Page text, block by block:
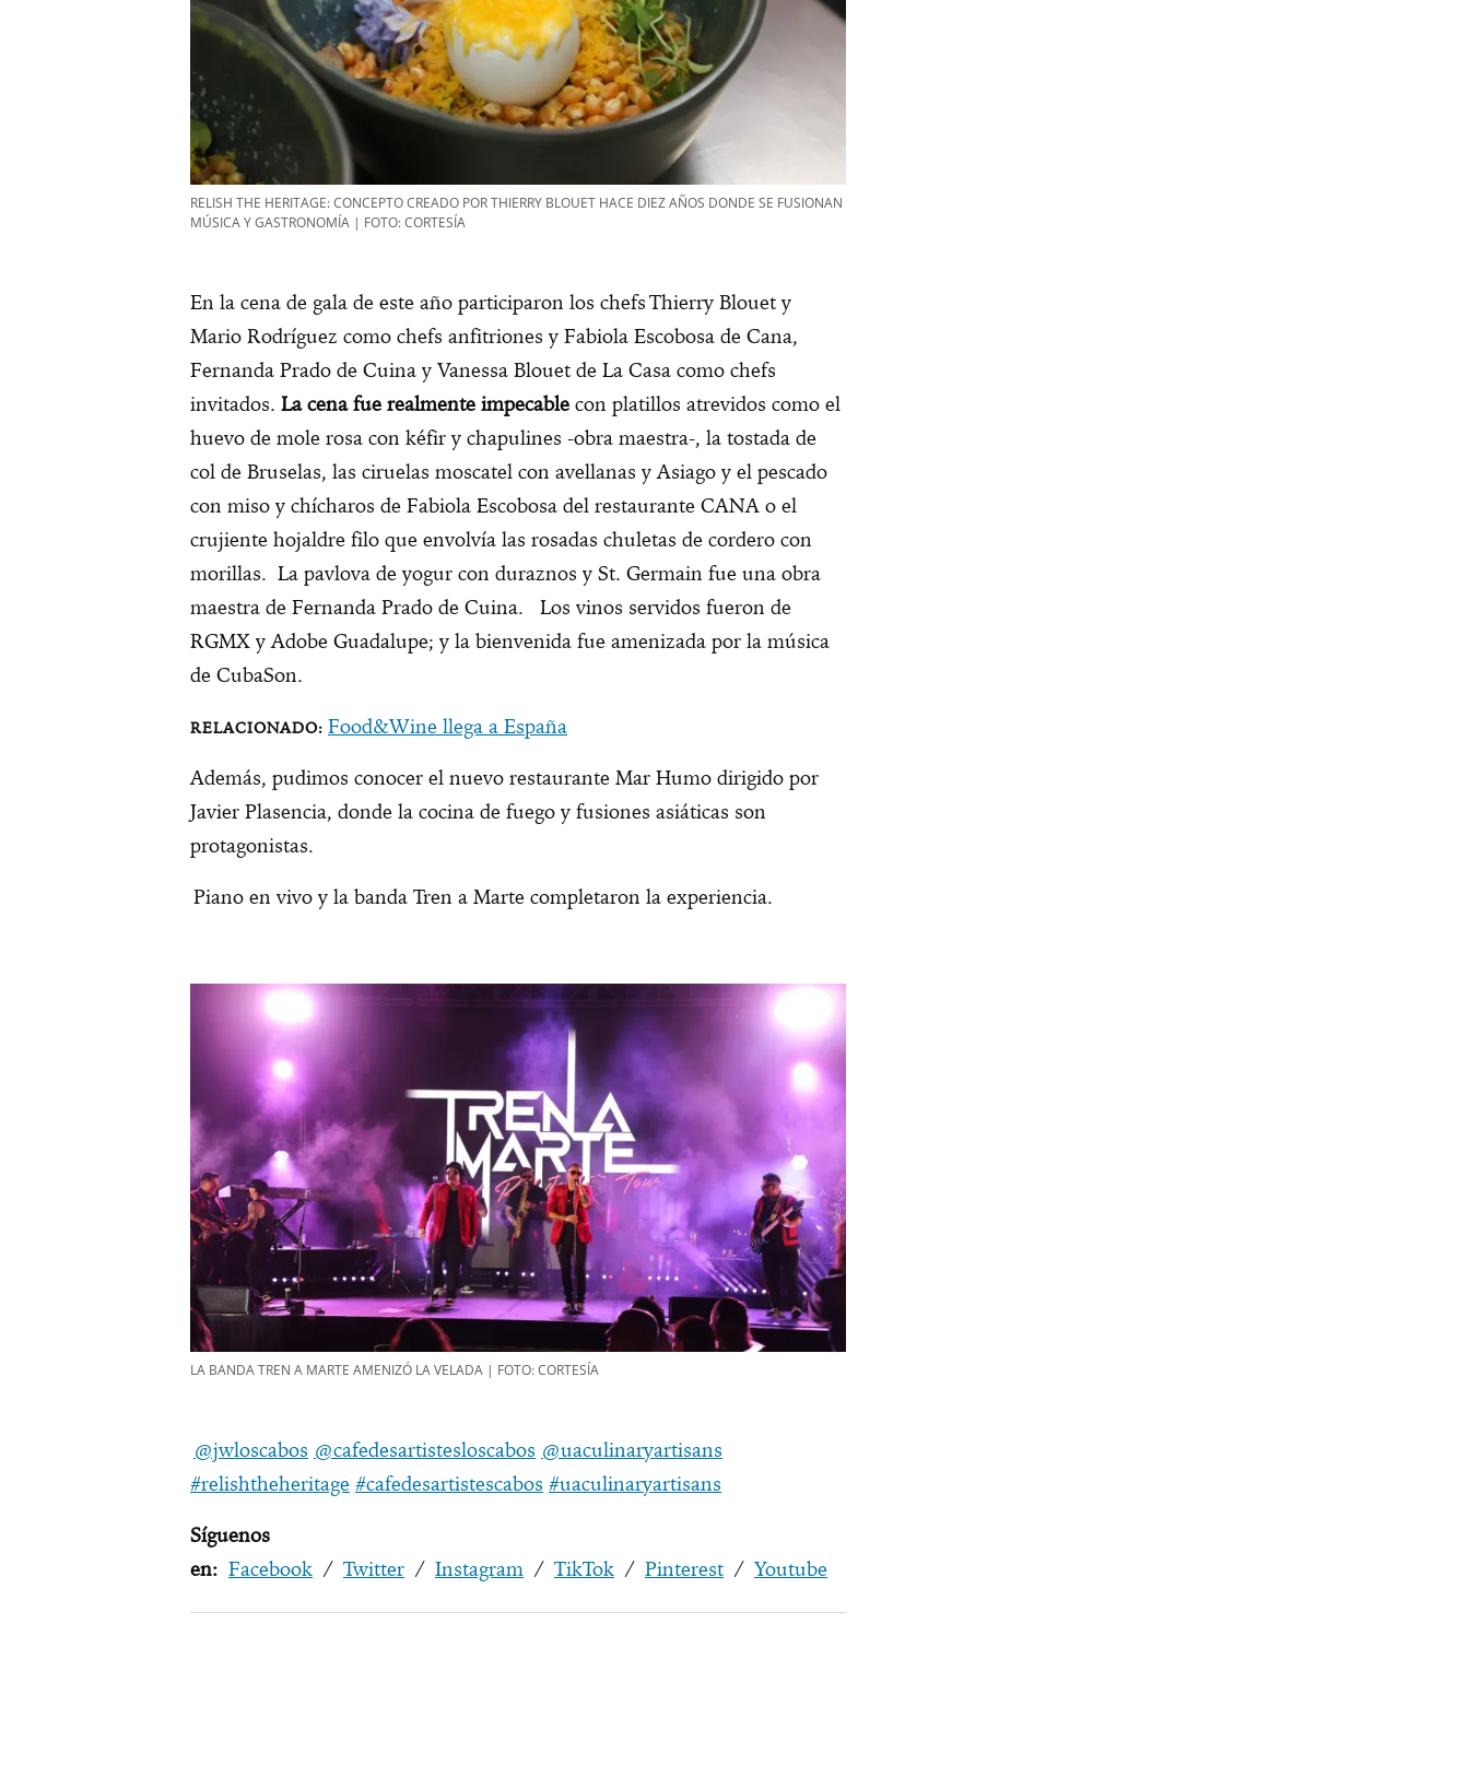
RELISH THE HERITAGE: CONCEPTO CREADO POR THIERRY BLOUET HACE DIEZ AÑOS DONDE SE FUSIONAN
MÚSICA Y GASTRONOMÍA | FOTO: CORTESÍA
En la cena de gala de este año participaron los chefs Thierry Blouet y
Mario Rodríguez como chefs anfitriones y Fabiola Escobosa de Cana,
Fernanda Prado de Cuina y Vanessa Blouet de La Casa como chefs
invitados. La cena fue realmente impecable con platillos atrevidos como el
huevo de mole rosa con kéfir y chapulines -obra maestra-, la tostada de
col de Bruselas, las ciruelas moscatel con avellanas y Asiago y el pescado
con miso y chícharos de Fabiola Escobosa del restaurante CANA o el
crujiente hojaldre filo que envolvía las rosadas chuletas de cordero con
morillas. La pavlova de yogur con duraznos y St. Germain fue una obra
maestra de Fernanda Prado de Cuina. Los vinos servidos fueron de
RGMX y Adobe Guadalupe; y la bienvenida fue amenizada por la música
de CubaSon.
Food&Wine llega a España
Además, pudimos conocer el nuevo restaurante Mar Humo dirigido por
Javier Plasencia, donde la cocina de fuego y fusiones asiáticas son
protagonistas.
Piano en vivo y la banda Tren a Marte completaron la experiencia.
LA BANDA TREN A MARTE AMENIZÓ LA VELADA | FOTO: CORTESÍA
@jwloscabos @cafedesartistesloscabos @uaculinaryartisans
#relishtheheritage #cafedesartistescabos #uaculinaryartisans
Síguenos
en: Facebook / Twitter / Instagram / TikTok / Pinterest / Youtube